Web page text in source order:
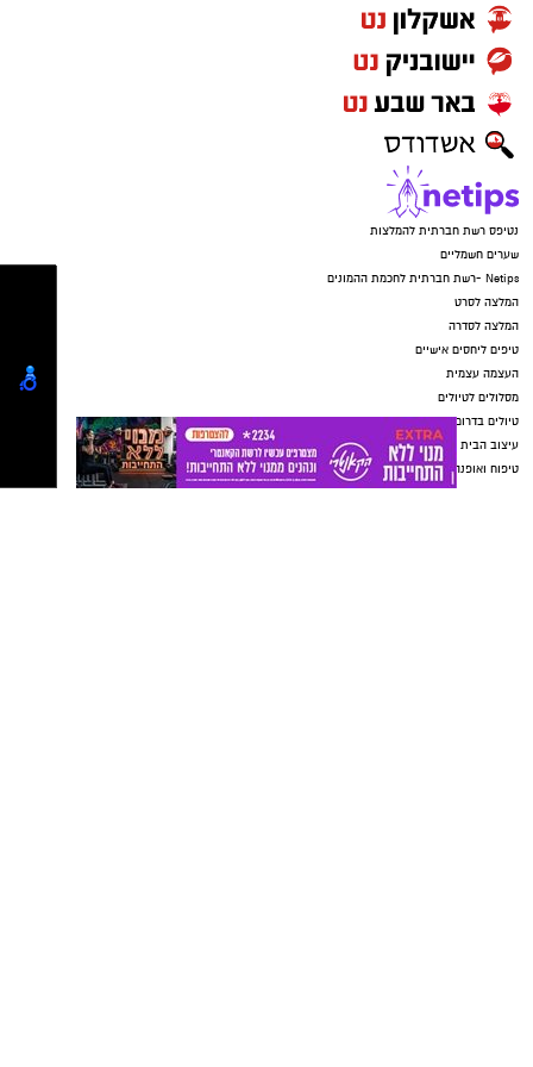
גן לאומי צבעי רמון מכתש רמון - יואב פלמה
מתנדב רשות הטבע והגנים
מה בתכנית?
ומשחק אינטראקטיבי העוסק בטבע ובסביבה.
בנוסף, תתקיים בכל עיר פעילות קהילתית בשם
"אות הגיבור של העיר", שבמסגרתה ייצרו
המשתתפים מיצג שיישאר כמזכרת לרשות
המקומית שבה נערך האירוע.
הכניסה לפסטיבל חופשית, אך מספר המקומות
בכל מוקד מוגבל וההשתתפות מותנית בהרשמה
מראש באתר האירוע. ניתן להזמין עד שישה
כרטיסים למשפחה. המתחמים יהיו נגישים, והכניסה
תתאפשר רק לנרשמים. בכניסה למתחמים יופעלו
גם הנחיות ביטחון, והמבקרים עשויים להתבקש
לעבור בדיקה.